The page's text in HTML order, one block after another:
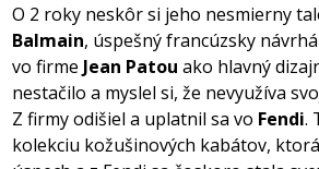
O 2 roky neskôr si jeho nesmierny
Balmain, úspešný francúzsky
vo firme Jean Patou ako hlavný
nestačilo a myslel si, že nevyužíva
Z firmy odišiel a uplatnil sa vo Fendi.
kolekciu kožušinových kabátov,